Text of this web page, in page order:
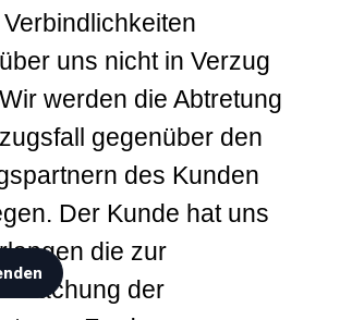
uns nicht in Verzug
werden die Abtretung
gegenüber den
des Kunden
Der Kunde hat uns
die zur
der